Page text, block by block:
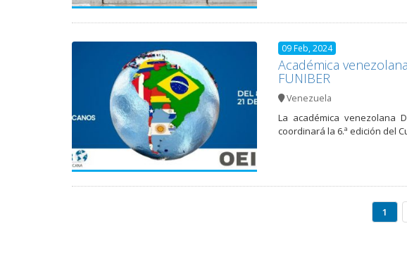
09 Feb, 2024
Académica
FUNIBER
Venezuela
La académica venezolana
coordinará la 6.ª edición del
1